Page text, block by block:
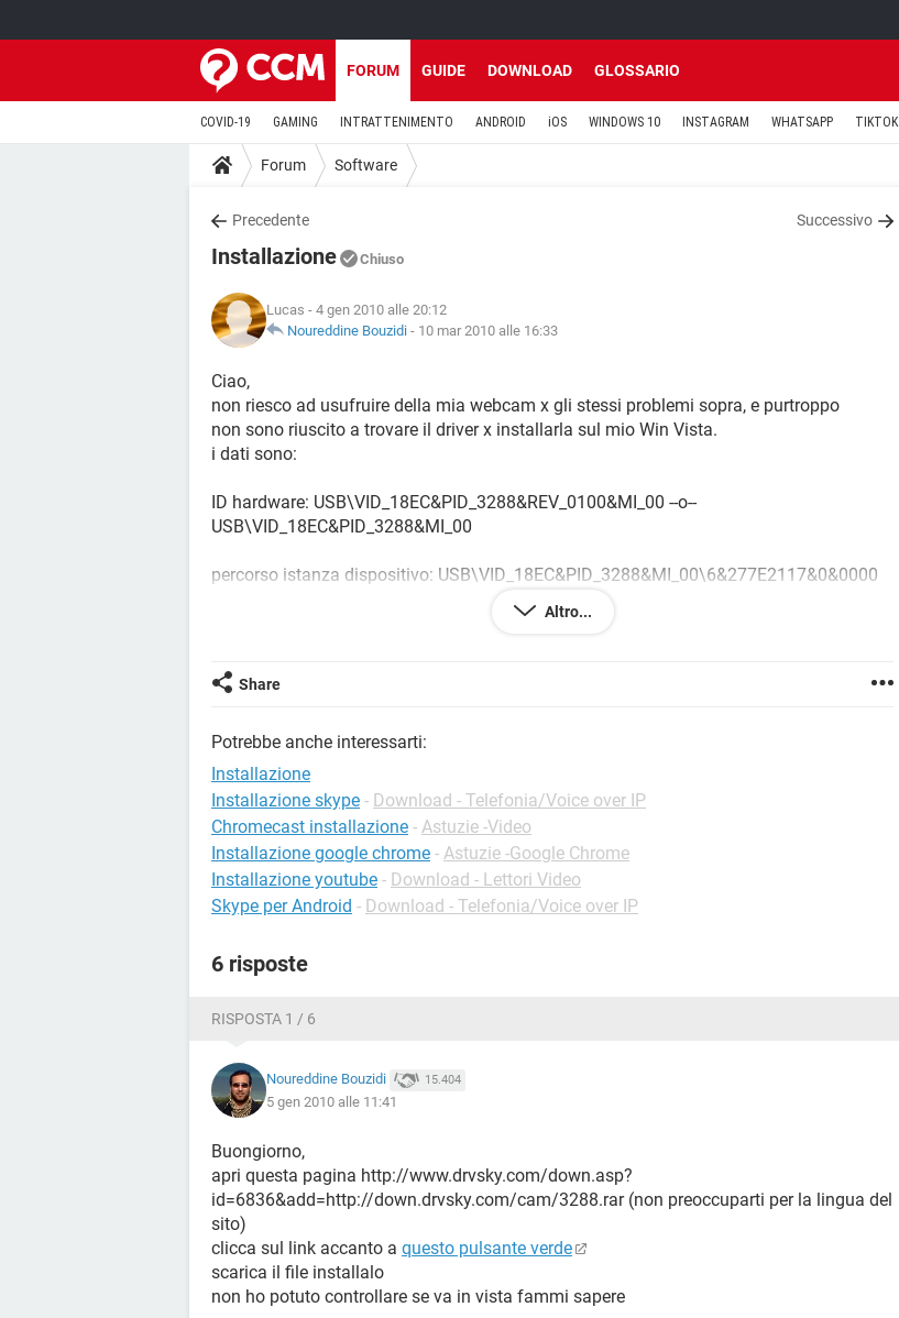
FORUM GUIDE DOWNLOAD GLOSSARIO
COVID-19 GAMING INTRATTENIMENTO ANDROID iOS WINDOWS 10 INSTAGRAM WHATSAPP TIKTOK
Forum Software
Precedente Successivo
Installazione Chiuso
Lucas - 4 gen 2010 alle 20:12
Noureddine Bouzidi - 10 mar 2010 alle 16:33
Ciao,
non riesco ad usufruire della mia webcam x gli stessi problemi sopra, e purtroppo
non sono riuscito a trovare il driver x installarla sul mio Win Vista.
i dati sono:
ID hardware: USB\VID_18EC&PID_3288&REV_0100&MI_00 --o--
USB\VID_18EC&PID_3288&MI_00
percorso istanza dispositivo: USB\VID_18EC&PID_3288&MI_00\6&277E2117&0&0000
ID compatibili: USB\Class_0e&SubClass_03&Prot_00 --o-- USB\Class_0e&SubClass_03 --
spero i dati Vi siano utili x l'aiuto. grazie.
Altro...
Share
Potrebbe anche interessarti:
Installazione
Installazione skype - Download - Telefonia/Voice over IP
Chromecast installazione - Astuzie -Video
Installazione google chrome - Astuzie -Google Chrome
Installazione youtube - Download - Lettori Video
Skype per Android - Download - Telefonia/Voice over IP
6 risposte
RISPOSTA 1 / 6
Noureddine Bouzidi 15.404
5 gen 2010 alle 11:41
Buongiorno,
apri questa pagina http://www.drvsky.com/down.asp?
id=6836&add=http://down.drvsky.com/cam/3288.rar (non preoccuparti per la lingua del
sito)
clicca sul link accanto a questo pulsante verde
scarica il file installalo
non ho potuto controllare se va in vista fammi sapere